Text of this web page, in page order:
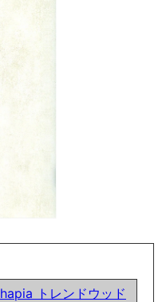
hapia トレンドウッド